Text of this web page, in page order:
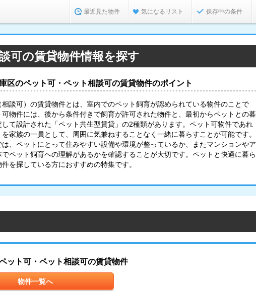
最近見た物件 気になるリスト 保存中の条件
可の賃貸物件情報を探す
区のペット可・ペット相談可の賃貸物件のポイント
相談可）の賃貸物件とは、室内でのペット飼育が認められている物件のことで
物件には、後から条件付きで飼育が許可された物件と、最初からペットとの暮
して設計された「ペット共生型賃貸」の2種類があります。ペット可物件であれ
家族の一員として、周囲に気兼ねすることなく一緒に暮らすことが可能です。
、ペットにとって住みやすい設備や環境が整っているか、またマンションやア
ペット飼育への理解があるかを確認することが大切です。ペットと快適に暮ら
を探している方におすすめの特集です。
ット可・ペット相談可の賃貸物件
物件一覧へ